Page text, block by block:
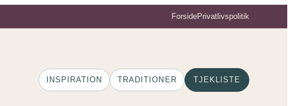
ForsidePrivatlivspolitik
INSPIRATION TRADITIONER TJEKLISTE